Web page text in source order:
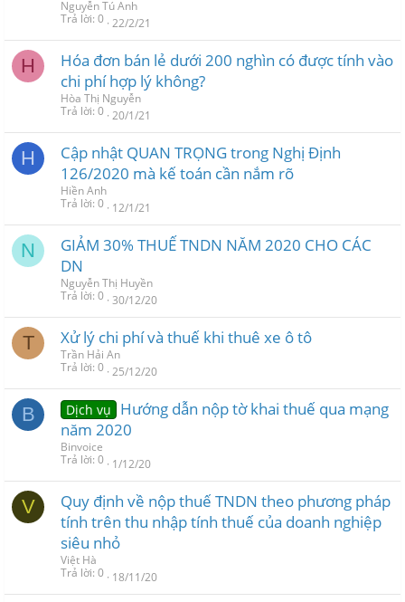
Nguyễn Tú Anh
Trả lời 0 22/2/21
H
Hóa đơn bán lẻ dưới 200 nghìn có được tính vào
chi phí hợp lý không?
Hòa Thị Nguyễn
Trả lời 0 20/1/21
H
Cập nhật QUAN TRỌNG trong Nghị Định
126/2020 mà kế toán cần nắm rõ
Hiền Anh
Trả lời 0 12/1/21
N
GIẢM 30% THUẾ TNDN NĂM 2020 CHO CÁC
DN
Nguyễn Thị Huyền
Trả lời 0 30/12/20
T Xử lý chi phí và thuế khi thuê xe ô tô
Trần Hải An
Trả lời 0 25/12/20
B Dịch vụ
Hướng dẫn nộp tờ khai thuế qua mạng
năm 2020
Binvoice
Trả lời 0 1/12/20
V
Quy định về nộp thuế TNDN theo phương pháp
tính trên thu nhập tính thuế của doanh nghiệp
siêu nhỏ
Việt Hà
Trả lời 0 18/11/20